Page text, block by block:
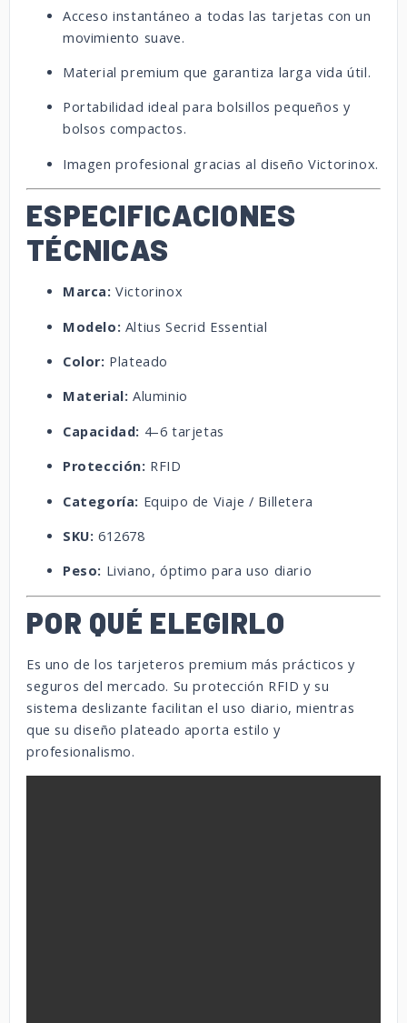
Acceso instantáneo a todas las tarjetas con un
movimiento suave.
Material premium que garantiza larga vida útil.
Portabilidad ideal para bolsillos pequeños y
bolsos compactos.
Imagen profesional gracias al diseño Victorinox.
ESPECIFICACIONES
TÉCNICAS
Marca: Victorinox
Modelo: Altius Secrid Essential
Color: Plateado
Material: Aluminio
Capacidad: 4–6 tarjetas
Protección: RFID
Categoría: Equipo de Viaje / Billetera
SKU: 612678
Peso: Liviano, óptimo para uso diario
POR QUÉ ELEGIRLO
Es uno de los tarjeteros premium más prácticos y
seguros del mercado. Su protección RFID y su
sistema deslizante facilitan el uso diario, mientras
que su diseño plateado aporta estilo y
profesionalismo.